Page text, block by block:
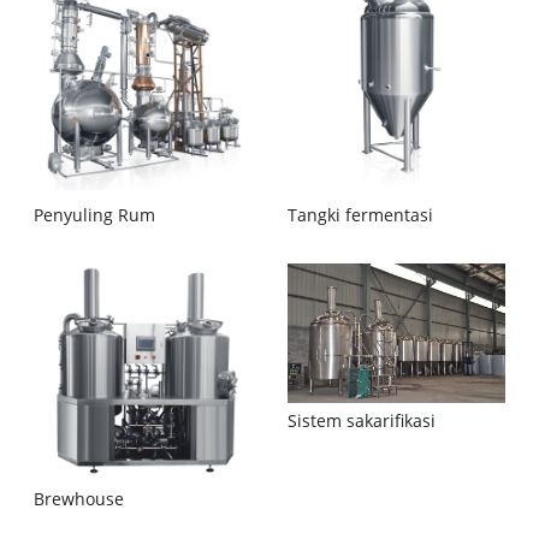
Penyuling Rum Tangki fermentasi
Brewhouse
Sistem sakarifikasi